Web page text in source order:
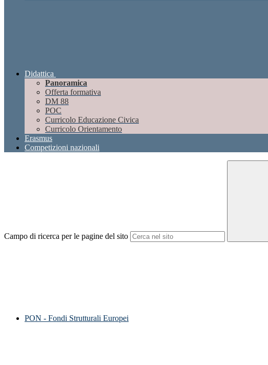
Didattica
Panoramica
Offerta formativa
DM 88
POC
Curricolo Educazione Civica
Curricolo Orientamento
Erasmus
Competizioni nazionali
Campo di ricerca per le pagine del sito
PON - Fondi Strutturali Europei